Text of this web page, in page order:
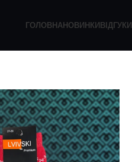
ГОЛОВНАНОВИНКИВІДГУКИ